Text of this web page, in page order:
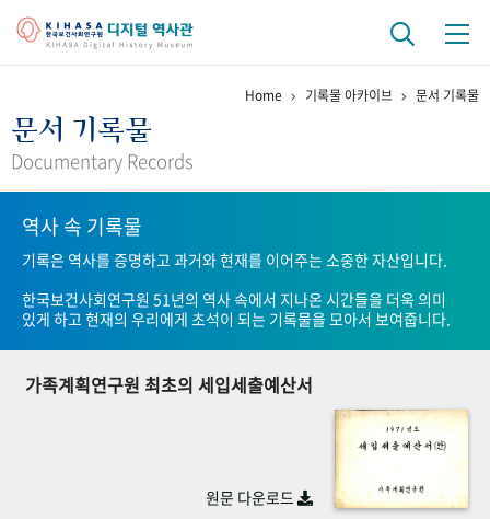
걸어온 길 기관 변천사
연구 역사
정책과 연구 키워드로 보는 연구 역사
연구자들
기록물 아카이브
사진 아카이브 문서 기록물 행정박물
숫자로 보는 50년 50+1주년 광장
Home 기록물 아카이브 문서 기록물
문서 기록물
Documentary Records
역사 속 기록물
기록은 역사를 증명하고 과거와 현재를 이어주는 소중한 자산입니다.
한국보건사회연구원 51년의 역사 속에서 지나온 시간들을 더욱 의미
있게 하고 현재의 우리에게 초석이 되는 기록물을 모아서 보여줍니다.
가족계획연구원 최초의 세입세출예산서
원문 다운로드